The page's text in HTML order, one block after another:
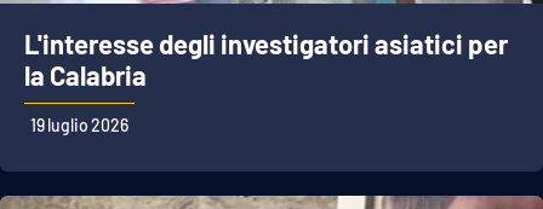
L'interesse degli investigatori asiatici per
la Calabria
19 luglio 2026